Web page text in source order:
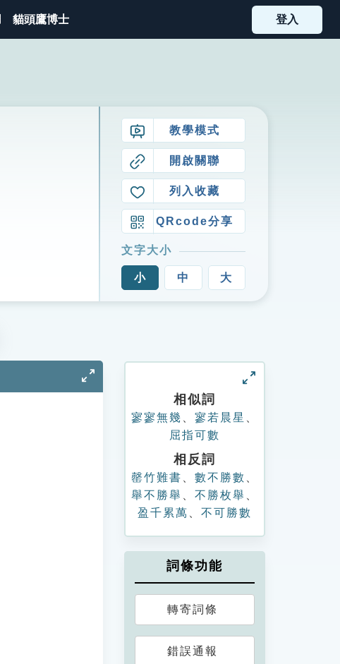
貓頭鷹博士 登入
教學模式
開啟關聯
列入收藏
QRcode分享
文字大小
小 中 大
相似詞
寥寥無幾 寥若晨星
屈指可數
相反詞
罄竹難書 數不勝數
舉不勝舉
不勝枚舉
盈千累萬
不可勝數
詞條功能
轉寄詞條
錯誤通報